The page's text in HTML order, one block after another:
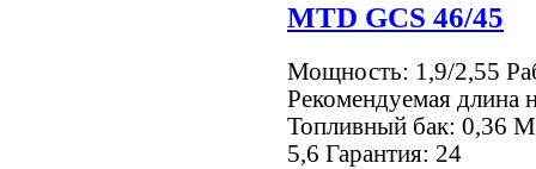
MTD GCS 46/45
Мощность: 1,9/2,55
Рекомендуемая
Топливный бак: 0,36
5,6 Гарантия: 24